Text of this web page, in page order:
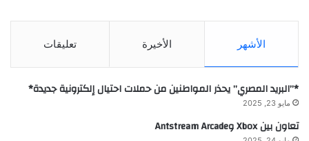
الأشهر الأخيرة تعليقات
*”البريد المصري” يحذر المواطنين من حملات احتيال إلكترونية جديدة*
مايو 23, 2025
تعاون بين Xbox وAntstream Arcade